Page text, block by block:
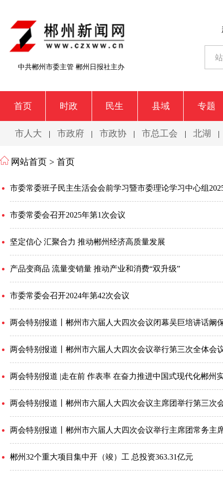
中共郴州市委主管 郴州日报社主办
首页 时政 民生 县域 专题
市人大 | 市政府 | 市政协 | 市总工会 | 北湖 |
网站首页 > 首页
市委常委会召开2025年第1次会议
坚定信心 汇聚合力 推动郴州经济高质量发展
产品变商品 流量变销量 推动产业和消费“双升级”
市委常委会召开2024年第42次会议
两会特别报道丨郴州市六届人大四次会议闭幕吴巨培讲话阚
两会特别报道丨郴州市六届人大四次会议举行第三次全体会
两会特别报道 |走在前 作表率 在奋力推进中国式现代化郴州
两会特别报道丨郴州市六届人大四次会议主席团举行第三次
两会特别报道丨郴州市六届人大四次会议举行主席团常务主
郴州32个重大项目集中开（竣）工 总投资363.31亿元